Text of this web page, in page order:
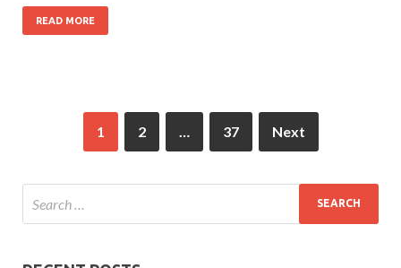
READ MORE
1 2 … 37 Next